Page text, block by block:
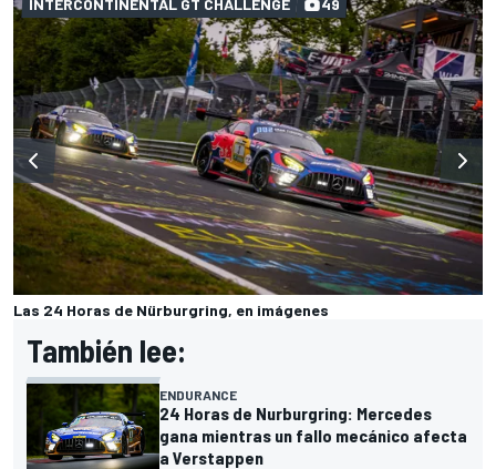
Las 24 Horas de Nürburgring, en imágenes
También lee:
ENDURANCE
24 Horas de Nurburgring: Mercedes
gana mientras un fallo mecánico afecta
a Verstappen